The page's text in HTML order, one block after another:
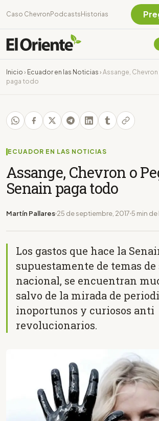
Caso Chevron Podcasts Historias
Inicio › Ecuador en las Noticias › Assange,
paga todo
ECUADOR EN LAS NOTICIAS
Assange, Chevron o
Senain paga todo
Martín Pallares 25 de septiembre, 2017 5 min
Los gastos que hace la
supuestamente de temas
nacional, se encuentran
salvo de la mirada de
inoportunos y curiosos anti
revolucionarios.